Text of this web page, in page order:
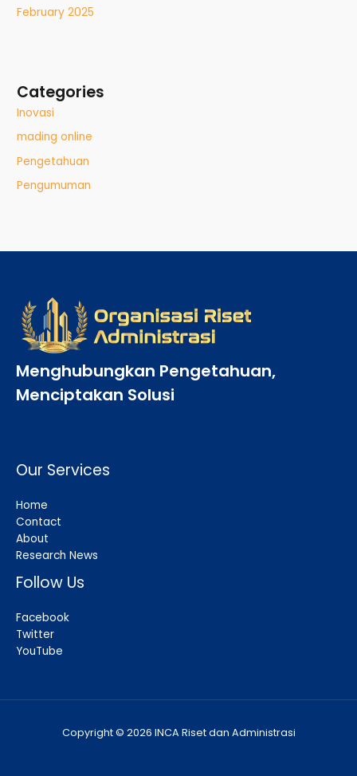
February 2025
Categories
Inovasi
mading online
Pengetahuan
Pengumuman
Menghubungkan Pengetahuan,
Menciptakan Solusi
Our Services
Home
Contact
About
Research News
Follow Us
Facebook
Twitter
YouTube
Copyright © 2026 INCA Riset dan Administrasi